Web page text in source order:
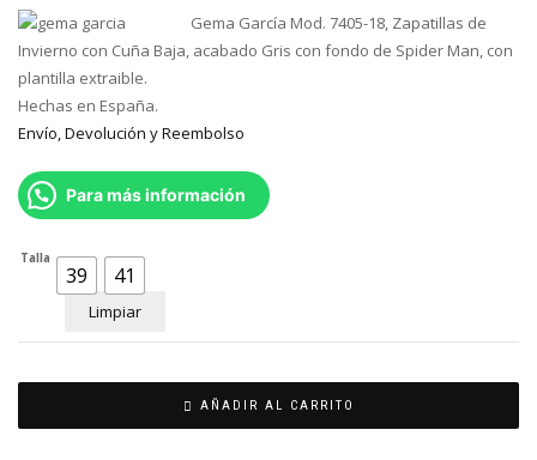
Gema García Mod. 7405-18, Zapatillas de
Invierno con Cuña Baja, acabado Gris con fondo de Spider Man, con
plantilla extraible.
Hechas en España.
Envío, Devolución y Reembolso
Para más información
Talla
39 41
Limpiar
AÑADIR AL CARRITO